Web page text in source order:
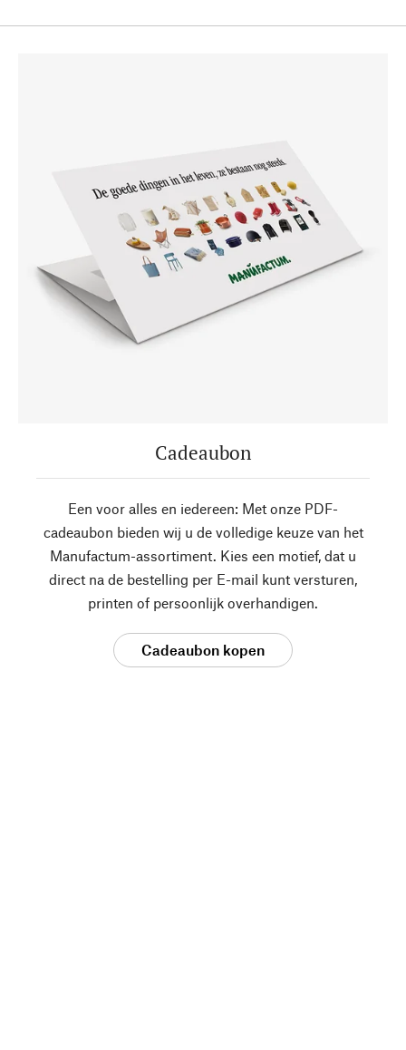
Cadeaubon
Een voor alles en iedereen: Met onze PDF-
cadeaubon bieden wij u de volledige keuze van het
Manufactum-assortiment. Kies een motief, dat u
direct na de bestelling per E-mail kunt versturen,
printen of persoonlijk overhandigen.
Cadeaubon kopen